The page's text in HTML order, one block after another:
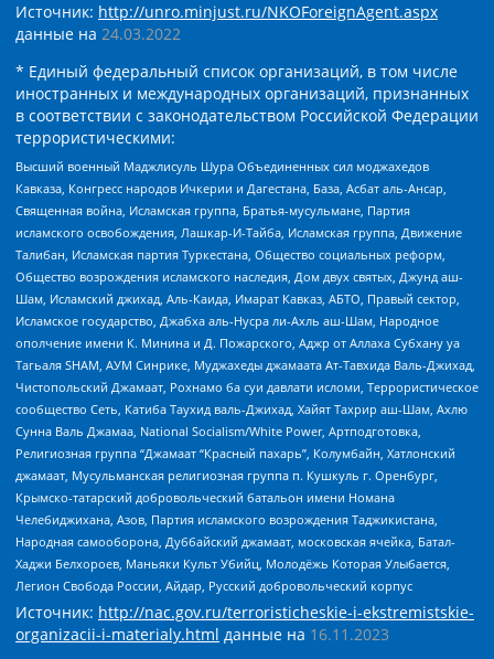
Источник: http://unro.minjust.ru/NKOForeignAgent.aspx
данные на 24.03.2022
* Единый федеральный список организаций, в том числе
иностранных и международных организаций, признанных
в соответствии с законодательством Российской Федерации
террористическими:
Высший военный Маджлисуль Шура Объединенных сил моджахедов
Кавказа, Конгресс народов Ичкерии и Дагестана, База, Асбат аль-Ансар,
Священная война, Исламская группа, Братья-мусульмане, Партия
исламского освобождения, Лашкар-И-Тайба, Исламская группа, Движение
Талибан, Исламская партия Туркестана, Общество социальных реформ,
Общество возрождения исламского наследия, Дом двух святых, Джунд аш-
Шам, Исламский джихад, Аль-Каида, Имарат Кавказ, АБТО, Правый сектор,
Исламское государство, Джабха аль-Нусра ли-Ахль аш-Шам, Народное
ополчение имени К. Минина и Д. Пожарского, Аджр от Аллаха Субхану уа
Тагьаля SHAM, АУМ Синрике, Муджахеды джамаата Ат-Тавхида Валь-Джихад,
Чистопольский Джамаат, Рохнамо ба суи давлати исломи, Террористическое
сообщество Сеть, Катиба Таухид валь-Джихад, Хайят Тахрир аш-Шам, Ахлю
Сунна Валь Джамаа, National Socialism/White Power, Артподготовка,
Религиозная группа “Джамаат “Красный пахарь”, Колумбайн, Хатлонский
джамаат, Мусульманская религиозная группа п. Кушкуль г. Оренбург,
Крымско-татарский добровольческий батальон имени Номана
Челебиджихана, Азов, Партия исламского возрождения Таджикистана,
Народная самооборона, Дуббайский джамаат, московская ячейка, Батал-
Хаджи Белхороев, Маньяки Культ Убийц, Молодёжь Которая Улыбается,
Легион Свобода России, Айдар, Русский добровольческий корпус
Источник: http://nac.gov.ru/terroristicheskie-i-ekstremistskie-
organizacii-i-materialy.html данные на 16.11.2023